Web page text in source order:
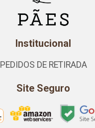
Institucional
PEDIDOS DE RETIRADA
Site Seguro